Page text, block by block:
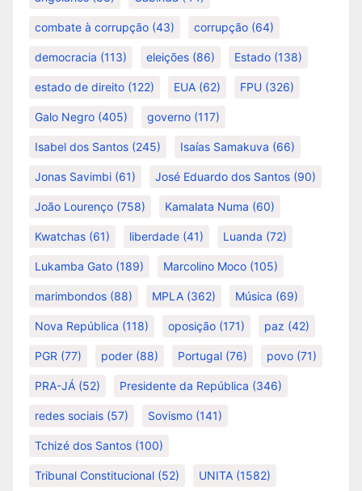
combate à corrupção (43) corrupção (64)
democracia (113) eleições (86) Estado (138)
estado de direito (122) EUA (62) FPU (326)
Galo Negro (405) governo (117)
Isabel dos Santos (245) Isaías Samakuva (66)
Jonas Savimbi (61) José Eduardo dos Santos (90)
João Lourenço (758) Kamalata Numa (60)
Kwatchas (61) liberdade (41) Luanda (72)
Lukamba Gato (189) Marcolino Moco (105)
marimbondos (88) MPLA (362) Música (69)
Nova República (118) oposição (171) paz (42)
PGR (77) poder (88) Portugal (76) povo (71)
PRA-JÁ (52) Presidente da República (346)
redes sociais (57) Sovismo (141)
Tchizé dos Santos (100)
Tribunal Constitucional (52) UNITA (1582)